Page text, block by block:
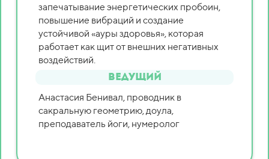
запечатывание энергетических пробоин,
повышение вибраций и создание
устойчивой «ауры здоровья», которая
работает как щит от внешних негативных
воздействий.
Ведущий
Анастасия Бенивал, проводник в
сакральную геометрию, доула,
преподаватель йоги, нумеролог